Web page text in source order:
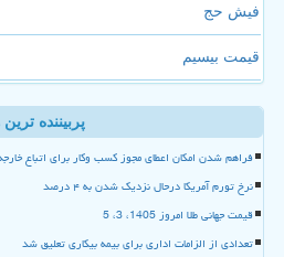
فیش حج
قیمت بیسیم
پربیننده ترین
فراهم شدن امکان اعطای مجوز کسب وکار برای اتباع
نرخ تورم آمریکا درحال نزدیک شدن به ۴ درصد
قیمت جهانی طلا امروز 1405، 3، 5
تعدادی از الزامات اداری برای بیمه بیکاری تعلیق شد